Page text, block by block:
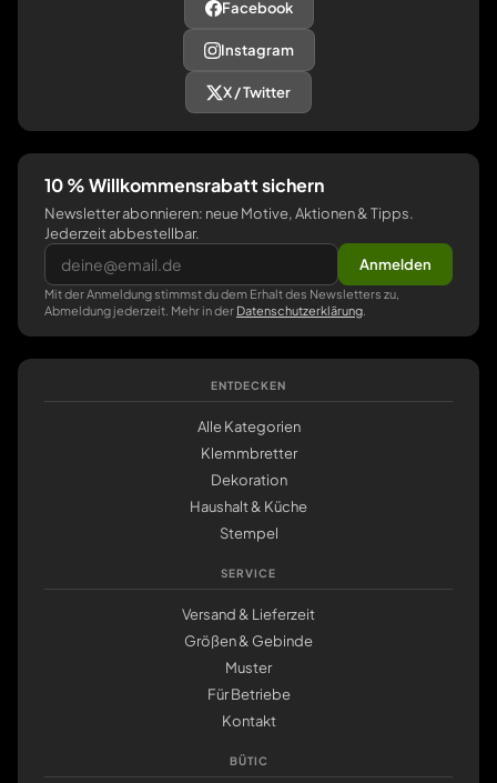
Facebook
Instagram
X / Twitter
10 % Willkommensrabatt sichern
Newsletter abonnieren: neue Motive, Aktionen & Tipps.
Jederzeit abbestellbar.
Anmelden
Mit der Anmeldung stimmst du dem Erhalt des Newsletters zu,
Abmeldung jederzeit. Mehr in der Datenschutzerklärung
ENTDECKEN
Alle Kategorien
Klemmbretter
Dekoration
Haushalt & Küche
Stempel
SERVICE
Versand & Lieferzeit
Größen & Gebinde
Muster
Für Betriebe
Kontakt
BÜTIC